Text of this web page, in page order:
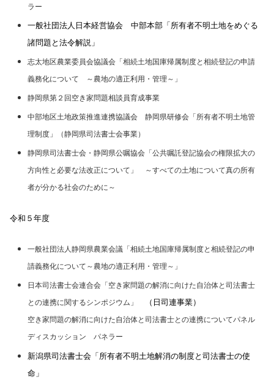
ラー
一般社団法人日本経営協会 中部本部「所有者不明土地をめぐる
諸問題と法令解説」
志太地区農業委員会協議会「相続土地国庫帰属制度と相続登記の申請
義務化について ～農地の適正利用・管理～」
静岡県第２回空き家問題相談員育成事業
中部地区土地政策推進連携協議会 静岡県研修会「所有者不明土地管
理制度」（静岡県司法書士会事業）
静岡県司法書士会・静岡県公嘱協会「公共嘱託登記協会の権限拡大の
方向性と必要な法改正について」 ～すべての土地について真の所有
者が分かる社会のために～
令和５年度
一般社団法人静岡県農業会議「相続土地国庫帰属制度と相続登記の申
請義務化について～農地の適正利用・管理～」
日本司法書士会連合会「空き家問題の解消に向けた自治体と司法書士
との連携に関するシンポジウム」
（日司連事業）
空き家問題の解消に向けた自治体と司法書士との連携についてパネル
ディスカッション パネラー
新潟県司法書士会「所有者不明土地解消の制度と司法書士の使
命」